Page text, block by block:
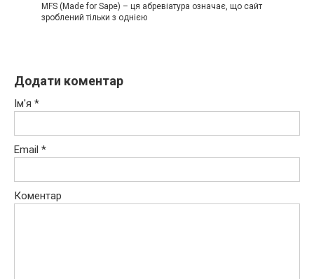
MFS (Made for Sape) – ця абревіатура означає, що сайт
зроблений тільки з однією
Додати коментар
Ім'я *
Email *
Коментар